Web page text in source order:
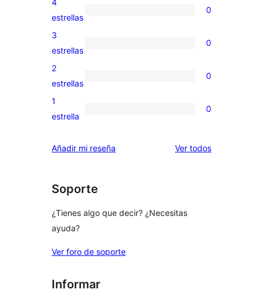
de
0
valoraciones
de
estrellas
0
0
valoraciones
de
3
estrellas
0
0
valoraciones
de
estrellas
2
estrellas
0
0
de
1
estrella
0
Añadir mi reseña Ver todoslos
Soporte
¿Tienes algo que decir? ¿Necesitas
ayuda?
Ver foro de soporte
Informar